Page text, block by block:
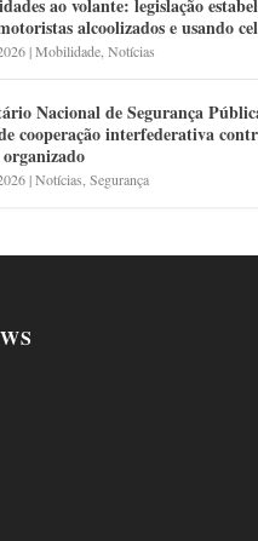
ao volante: legislação
alcoolizados e usando
|Mobilidade,Notícias
Nacional de Segurança
cooperação interfederativa
|Notícias,Segurança